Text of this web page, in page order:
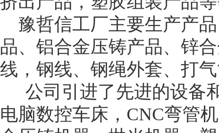
豫哲信工厂主要生产产
品、铝合金压铸产品、锌
线，钢线、钢绳外套、打
公司引进了先进的设备
电脑数控车床，CNC弯管